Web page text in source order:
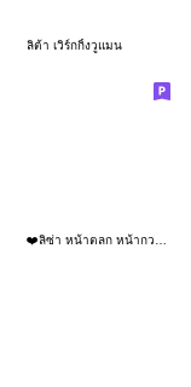
ลิต้า เวิร์กกิ้งวูแมน